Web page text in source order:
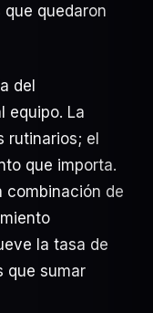
quedaron
del
equipo. La
rutinarios; el
que importa.
combinación de
la tasa de
que sumar